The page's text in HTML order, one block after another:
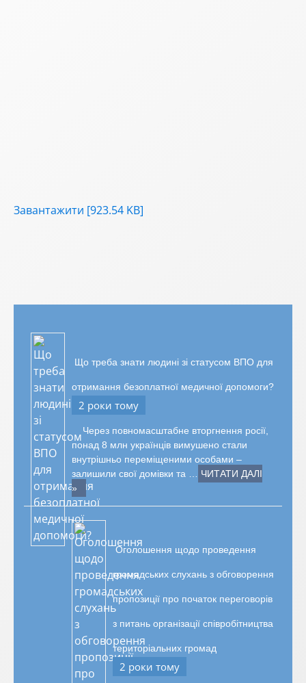
Завантажити [923.54 KB]
Що треба знати людині зі статусом ВПО для
отримання безоплатної медичної допомоги?
2 роки тому
Через повномасштабне вторгнення росії,
понад 8 млн українців вимушено стали
внутрішньо переміщеними особами –
залишили свої домівки та …
ЧИТАТИ ДАЛІ
»
Оголошення щодо проведення
громадських слухань з обговорення
пропозиції про початок переговорів
з питань організації співробітництва
територіальних громад
2 роки тому